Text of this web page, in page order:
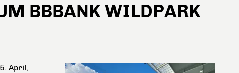
BBBANK WILDPARK
April,